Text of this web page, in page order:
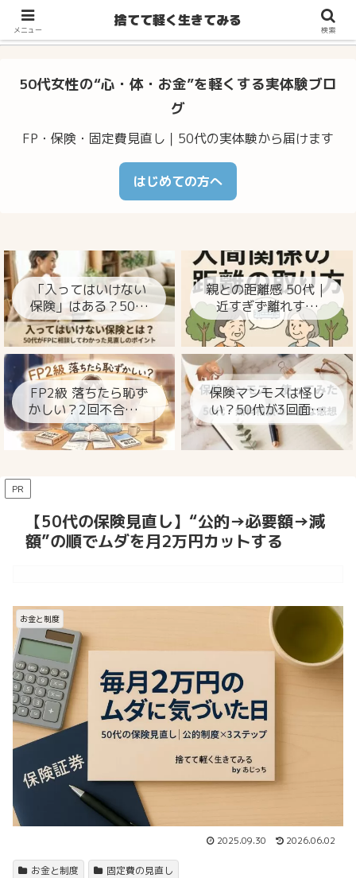
不安・体調のゆらぎ・お金の心配…50代からの暮らしをラクに整え
るヒント
50代女性の“心・体・お金”を軽くする実体験ブロ
グ
FP・保険・固定費見直し｜50代の実体験から届けます
はじめての方へ
「入ってはいけない
保険」はある？50代
がFPに相談してわか
った見直しのポイン
ト
親との距離感 50代｜
近すぎず離れすぎ
ず、心が楽になる整
FP2級 落ちたら恥ず
かしい？2回不合格の
私が今思うこと
保険マンモスは怪し
い？50代が3回面談
して分かった本当の
ところ
PR
【50代の保険見直し】“公的→必要額→減
額”の順でムダを月2万円カットする
お金と制度
2025.09.30 2026.06.02
お金と制度 固定費の見直し
メニュー
捨てて軽く生きてみる
検索